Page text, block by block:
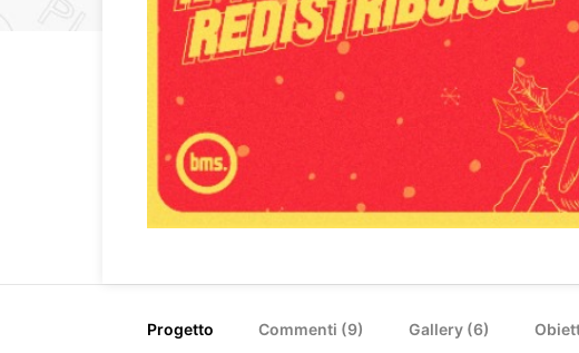
Progetto Commenti (9) Gallery (6)